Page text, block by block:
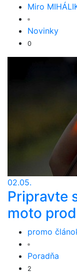
Miro
Novinky
0
02.05.
Pripravte
moto
promo
Poradňa
2